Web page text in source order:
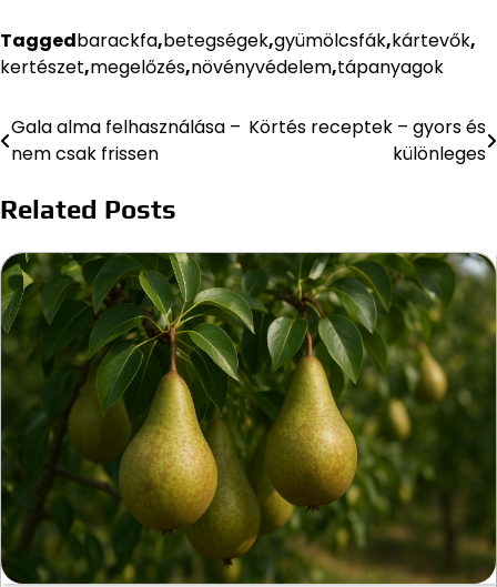
Taggedbarackfa,betegségek,gyümölcsfák,kártevők,
kertészet,megelőzés,növényvédelem,tápanyagok
Bejegyzés
Gala alma felhasználása –
nem csak frissen
Körtés receptek – gyors és
különleges
Related Posts